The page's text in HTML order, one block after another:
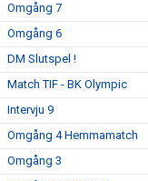
Omgång 7
Omgång 6
DM Slutspel !
Match TIF - BK Olympic
Intervju 9
Omgång 4 Hemmamatch
Omgång 3